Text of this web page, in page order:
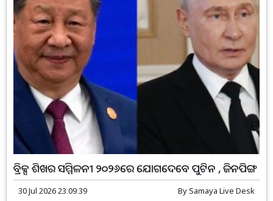
ବ୍ରିକ୍ସ ଶିଖର ସମ୍ମିଳନୀ ୨୦୨୬ରେ ଯୋଗଦେବେ ପୁଟିନ , ଜିନପିଙ୍ଗ
30 Jul 2026 23:09:39 BySamaya Live Desk